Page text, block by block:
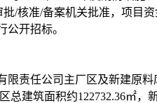
批/核准/备案机关批准，项目
公开招标。
限责任公司主厂区及新建原
总建筑面积约122732.36㎡